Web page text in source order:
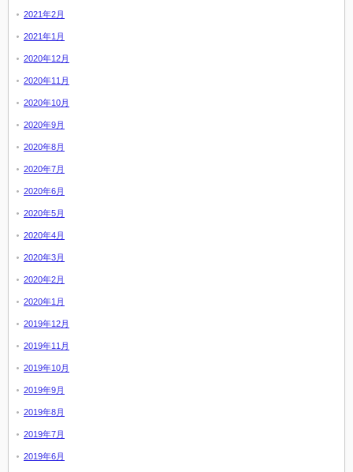
2021年2月
2021年1月
2020年12月
2020年11月
2020年10月
2020年9月
2020年8月
2020年7月
2020年6月
2020年5月
2020年4月
2020年3月
2020年2月
2020年1月
2019年12月
2019年11月
2019年10月
2019年9月
2019年8月
2019年7月
2019年6月